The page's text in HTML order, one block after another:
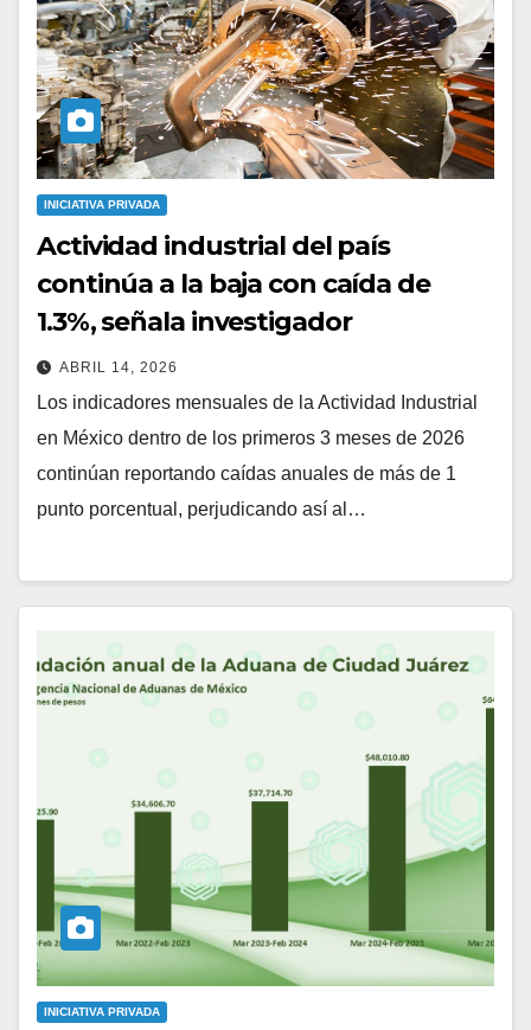
INICIATIVA PRIVADA
Actividad industrial del país
continúa a la baja con caída de
1.3%, señala investigador
ABRIL 14, 2026
Los indicadores mensuales de la Actividad Industrial
en México dentro de los primeros 3 meses de 2026
continúan reportando caídas anuales de más de 1
punto porcentual, perjudicando así al…
INICIATIVA PRIVADA